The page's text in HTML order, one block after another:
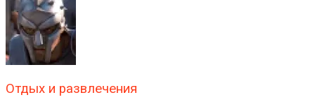
Отдых и развлечения